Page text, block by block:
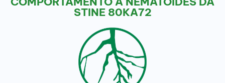
STINE 80KA72